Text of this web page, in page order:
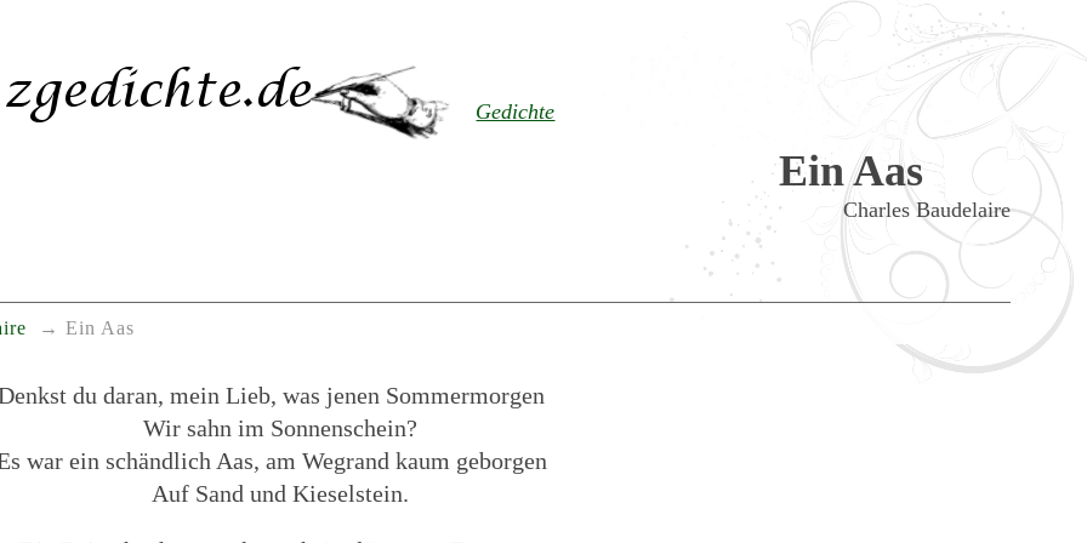
Gedichte
Ein Aas
Charles Baudelaire
Ein Aas
du daran, mein Lieb, was jenen Sommermorgen
Wir sahn im Sonnenschein?
war ein schändlich Aas, am Wegrand kaum geborgen
Auf Sand und Kieselstein.